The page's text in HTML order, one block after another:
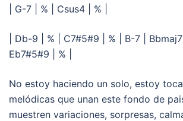
| G-7 | % | Csus4 | % |
| Db-9 | % | C7#5#9 | % | B-7 |
Eb7#5#9 | % |
No estoy haciendo un solo, estoy
melódicas que unan este fondo de
muestren variaciones, sorpresas,